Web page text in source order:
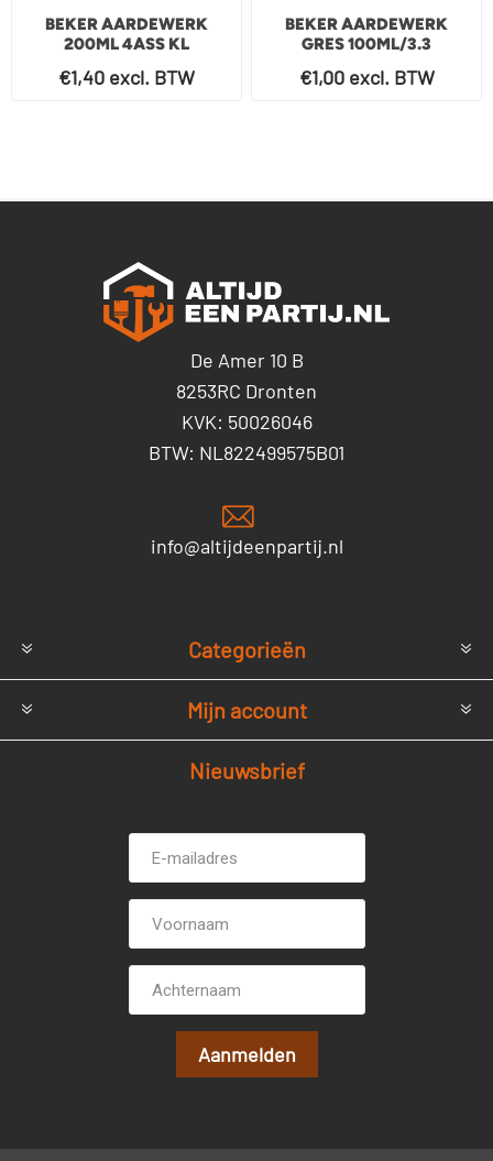
BEKER AARDEWERK
200ML 4ASS KL
€1,40 excl. BTW
BEKER AARDEWERK
GRES 100ML/3.3
€1,00 excl. BTW
De Amer 10 B
8253RC Dronten
KVK: 50026046
BTW: NL822499575B01
info@altijdeenpartij.nl
Categorieën
Mijn account
Nieuwsbrief
mailadres *